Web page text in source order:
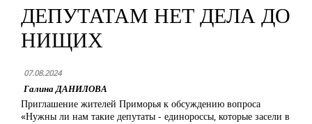
ДЕПУТАТАМ НЕТ ДЕЛА ДО
НИЩИХ
07.08.2024
Галина ДАНИЛОВА
Приглашение жителей Приморья к обсуждению вопроса
«Нужны ли нам такие депутаты - единороссы, которые засели в